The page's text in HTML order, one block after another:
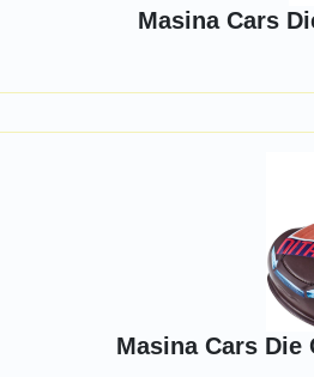
Masina Cars
Masina Cars Die